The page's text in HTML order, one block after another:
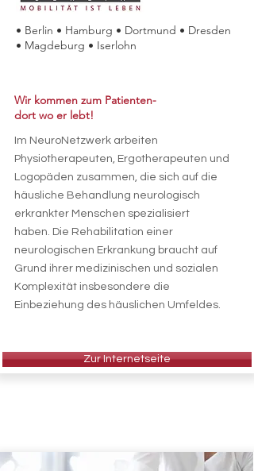
• Berlin • Hamburg • Dortmund • Dresden
• Magdeburg • Iserlohn
Wir kommen zum Patienten-
dort wo er lebt!
Im NeuroNetzwerk arbeiten
Physiotherapeuten, Ergotherapeuten und
Logopäden zusammen, die sich auf die
häusliche Behandlung neurologisch
erkrankter Menschen spezialisiert
haben. Die Rehabilitation einer
neurologischen Erkrankung braucht auf
Grund ihrer medizinischen und sozialen
Komplexität insbesondere die
Einbeziehung des häuslichen Umfeldes.
Zur Internetseite